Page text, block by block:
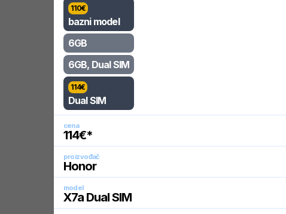
110€
bazni model
6GB
6GB, Dual SIM
114€
Dual SIM
cena
114€*
proizvođač
Honor
model
X7a Dual SIM